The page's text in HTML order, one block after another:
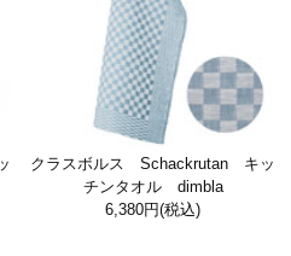
クラスボルス Schackrutan キッ
チンタオル dimbla
6,380円(税込)